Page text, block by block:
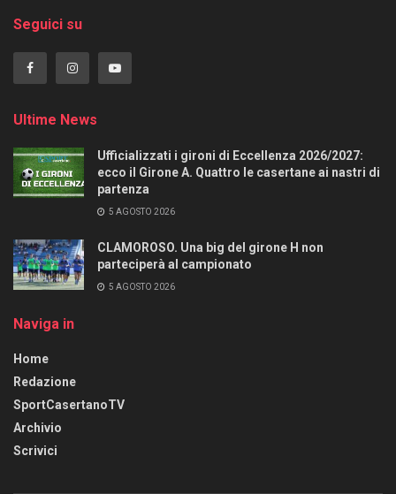
Seguici su
Ultime News
Ufficializzati i gironi di Eccellenza 2026/2027:
ecco il Girone A. Quattro le casertane ai nastri di
partenza
5 AGOSTO 2026
CLAMOROSO. Una big del girone H non
parteciperà al campionato
5 AGOSTO 2026
Naviga in
Home
Redazione
SportCasertanoTV
Archivio
Scrivici